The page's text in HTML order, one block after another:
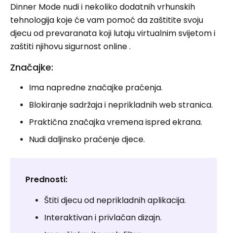
Dinner Mode nudi i nekoliko dodatnih vrhunskih
tehnologija koje će vam pomoć da zaštitite svoju
djecu od prevaranata koji lutaju virtualnim svijetom i
zaštiti njihovu sigurnost online .
Značajke:
Ima napredne značajke praćenja.
Blokiranje sadržaja i neprikladnih web stranica.
Praktična značajka vremena ispred ekrana.
Nudi daljinsko praćenje djece.
Prednosti:
Štiti djecu od neprikladnih aplikacija.
Interaktivan i privlačan dizajn.